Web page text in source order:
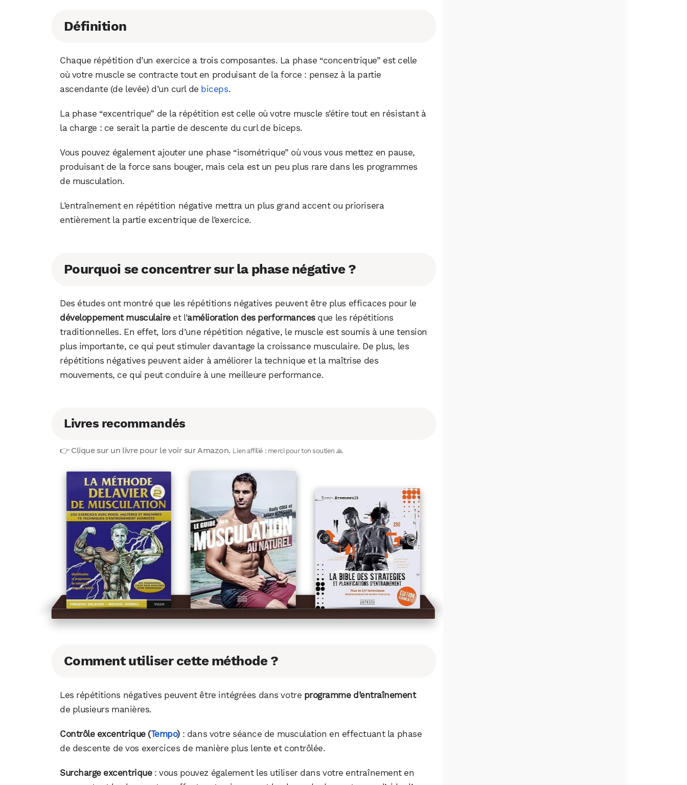
Définition
Chaque répétition d’un exercice a trois composantes. La phase “concentrique” est celle
où votre muscle se contracte tout en produisant de la force : pensez à la partie
ascendante (de levée) d’un curl de biceps.
La phase “excentrique” de la répétition est celle où votre muscle s’étire tout en résistant à
la charge : ce serait la partie de descente du curl de biceps.
Vous pouvez également ajouter une phase “isométrique” où vous vous mettez en pause,
produisant de la force sans bouger, mais cela est un peu plus rare dans les programmes
de musculation.
L’entraînement en répétition négative mettra un plus grand accent ou priorisera
entièrement la partie excentrique de l’exercice.
Pourquoi se concentrer sur la phase négative ?
Des études ont montré que les répétitions négatives peuvent être plus efficaces pour le
développement musculaireet l’amélioration des performancesque les répétitions
traditionnelles. En effet, lors d’une répétition négative, le muscle est soumis à une tension
plus importante, ce qui peut stimuler davantage la croissance musculaire. De plus, les
répétitions négatives peuvent aider à améliorer la technique et la maîtrise des
mouvements, ce qui peut conduire à une meilleure performance.
Livres recommandés
👉 Clique sur un livre pour le voir sur Amazon. Lien affilié : merci pour ton soutien 🙏
Comment utiliser cette méthode ?
Les répétitions négatives peuvent être intégrées dans votre programme d’entraînement
de plusieurs manières.
Contrôle excentrique (Tempo): dans votre séance de musculation en effectuant la phase
de descente de vos exercices de manière plus lente et contrôlée.
Surcharge excentrique: vous pouvez également les utiliser dans votre entraînement en